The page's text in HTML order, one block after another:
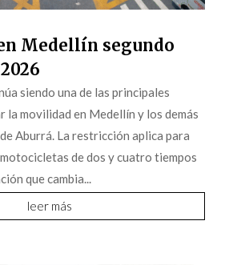
Medellín segundo
siendo una de las principales
la movilidad en Medellín y los demás
Aburrá. La restricción aplica para
de dos y cuatro tiempos
que cambia...
leer más